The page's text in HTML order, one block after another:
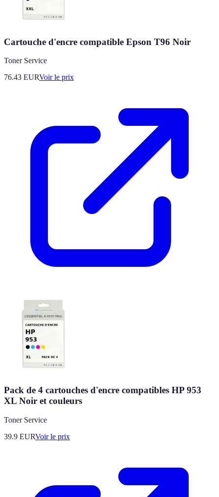
Cartouche d'encre compatible Epson T96 Noir
Toner Service
76.43 EURVoir le prix
Pack de 4 cartouches d'encre compatibles HP 953
XL Noir et couleurs
Toner Service
39.9 EURVoir le prix